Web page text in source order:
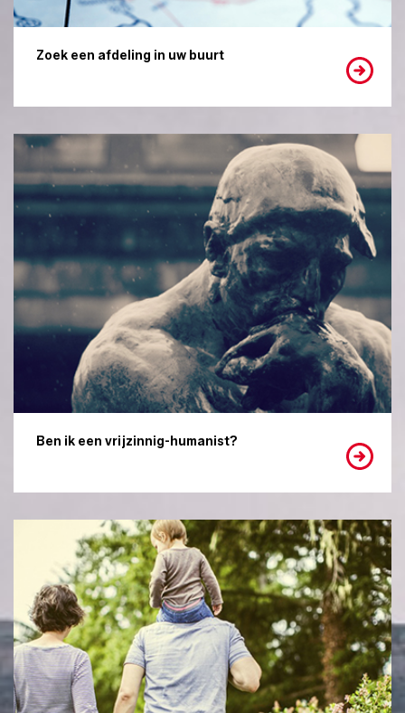
Zoek een afdeling in uw buurt
Ben ik een vrijzinnig-humanist?